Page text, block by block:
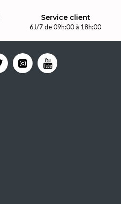
Service client
6J/7 de 09h:00 à 18h:00